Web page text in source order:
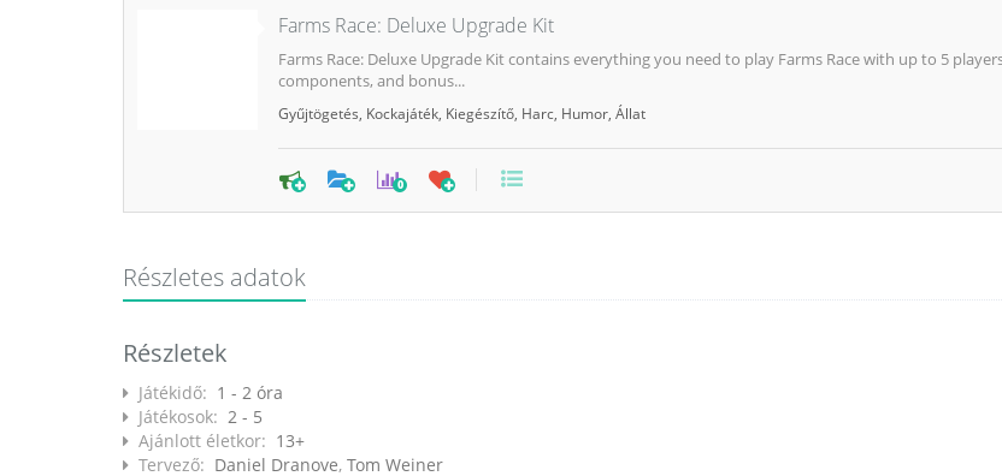
Farms Race: Deluxe Upgrade Kit
Farms Race: Deluxe Upgrade Kit contains everything you need to play Farms Race with up to 5
components, and bonus...
Gyűjtögetés Kockajáték Kiegészítő Harc Humor Állat
0
Részletes adatok
Részletek
Játékidő: 1 - 2 óra
Játékosok: 2 - 5
Ajánlott életkor: 13+
Tervező: Daniel Dranove, Tom Weiner